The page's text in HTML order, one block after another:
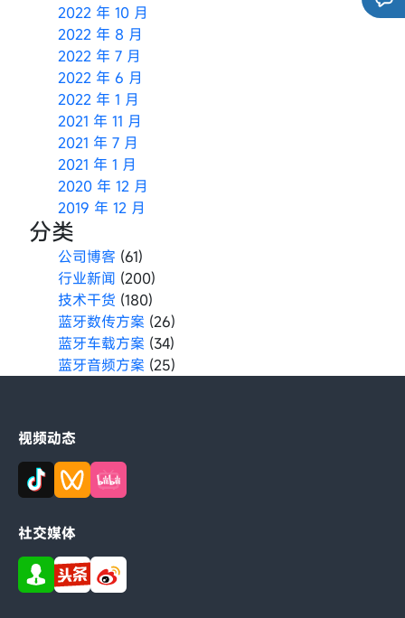
2022 年 10 月
2022 年 8 月
2022 年 7 月
2022 年 6 月
2022 年 1 月
2021 年 11 月
2021 年 7 月
2021 年 1 月
2020 年 12 月
2019 年 12 月
分类
公司博客 (61)
行业新闻 (200)
技术干货 (180)
蓝牙数传方案 (26)
蓝牙车载方案 (34)
蓝牙音频方案 (25)
视频动态
社交媒体